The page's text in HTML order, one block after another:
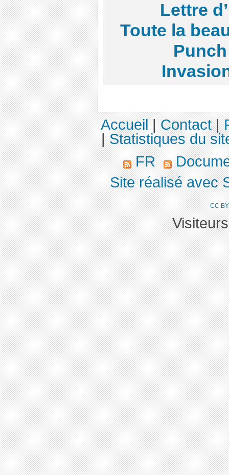
Lettre
Toute la
Accueil|Contact|
|Statistiques du
FR
Site réalisé avec
CC